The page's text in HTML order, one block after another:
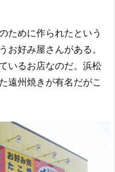
ために作られたという
お好み屋さんがある。
いるお店なのだ。浜松
遠州焼きが有名だがこ